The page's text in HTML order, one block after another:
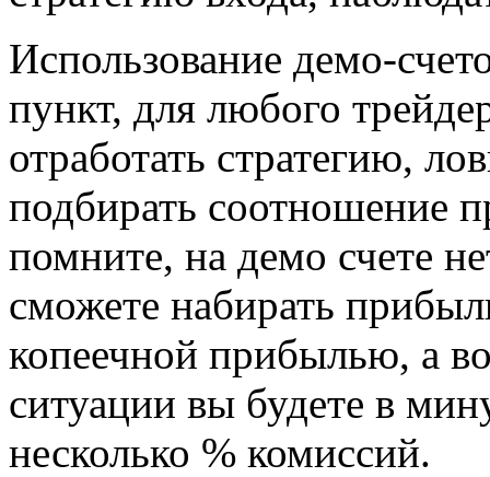
Использование демо-
пункт, для любого
отработать стратегию,
подбирать соотношение
помните, на демо счете
сможете набирать
копеечной прибылью, а
ситуации вы будете в
несколько % комиссий.